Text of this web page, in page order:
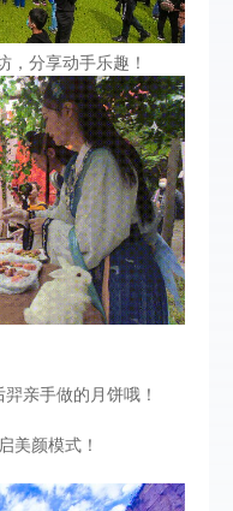
，分享动手乐趣！
亲手做的月饼哦！
美颜模式！